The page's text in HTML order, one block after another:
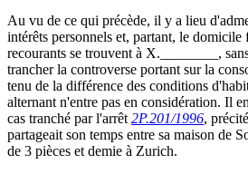
Au vu de ce qui précède, il y a lieu
intérêts personnels et, partant, le
recourants se trouvent à X.________,
trancher la controverse portant sur la
tenu de la différence des conditions
alternant n'entre pas en considération. Il
cas tranché par l'arrêt 2P.201/1996,
partageait son temps entre sa maison de
de 3 pièces et demie à Zurich.